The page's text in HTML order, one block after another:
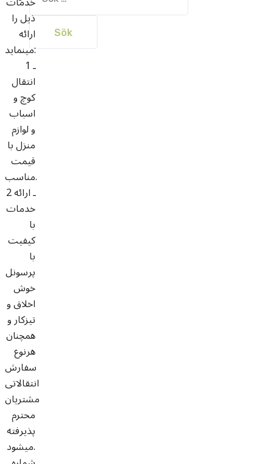
ذیل را
ارائه
مینماید:
1 ـ
انتقال
کوچ و
اسباب
و لوازم
منزل با
قیمت
مناسب.
2 ـ ارائه
خدمات
با
کیفیت
با
پرسونل
خوش
اخلاق و
تیزکار و
همچنان
هرنوع
سفارش
انتقالاتی
مشتریان
محترم
پذیرفته
میشود.